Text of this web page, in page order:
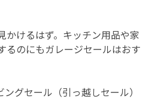
かけるはず。キッチン用品や家
るのにもガレージセールはおす
グセール（引っ越しセール）